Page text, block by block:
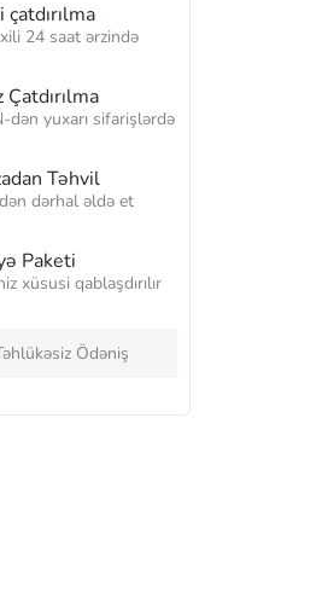
24 saat ərzində
Çatdırılma
dən yuxarı sifarişlərdə
Təhvil
dərhal əldə et
Paketi
xüsusi qablaşdırılır
Ödəniş